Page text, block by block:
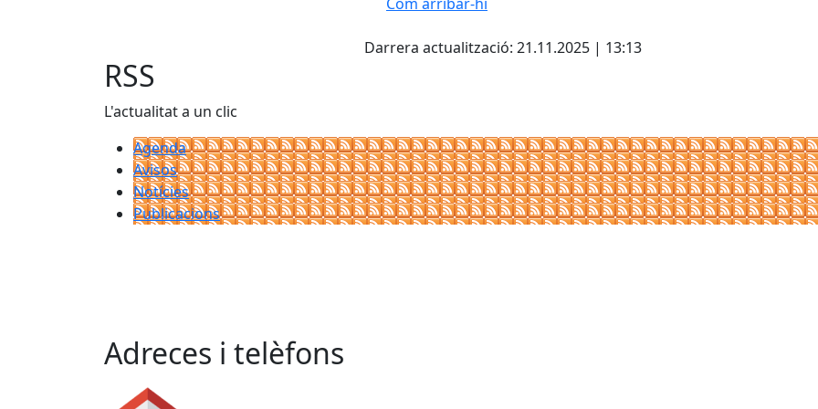
+
Darrera actualització: 21.11.2025 | 13:13
RSS
L'actualitat a un clic
Agenda
Avisos
Notícies
Publicacions
Adreces i telèfons